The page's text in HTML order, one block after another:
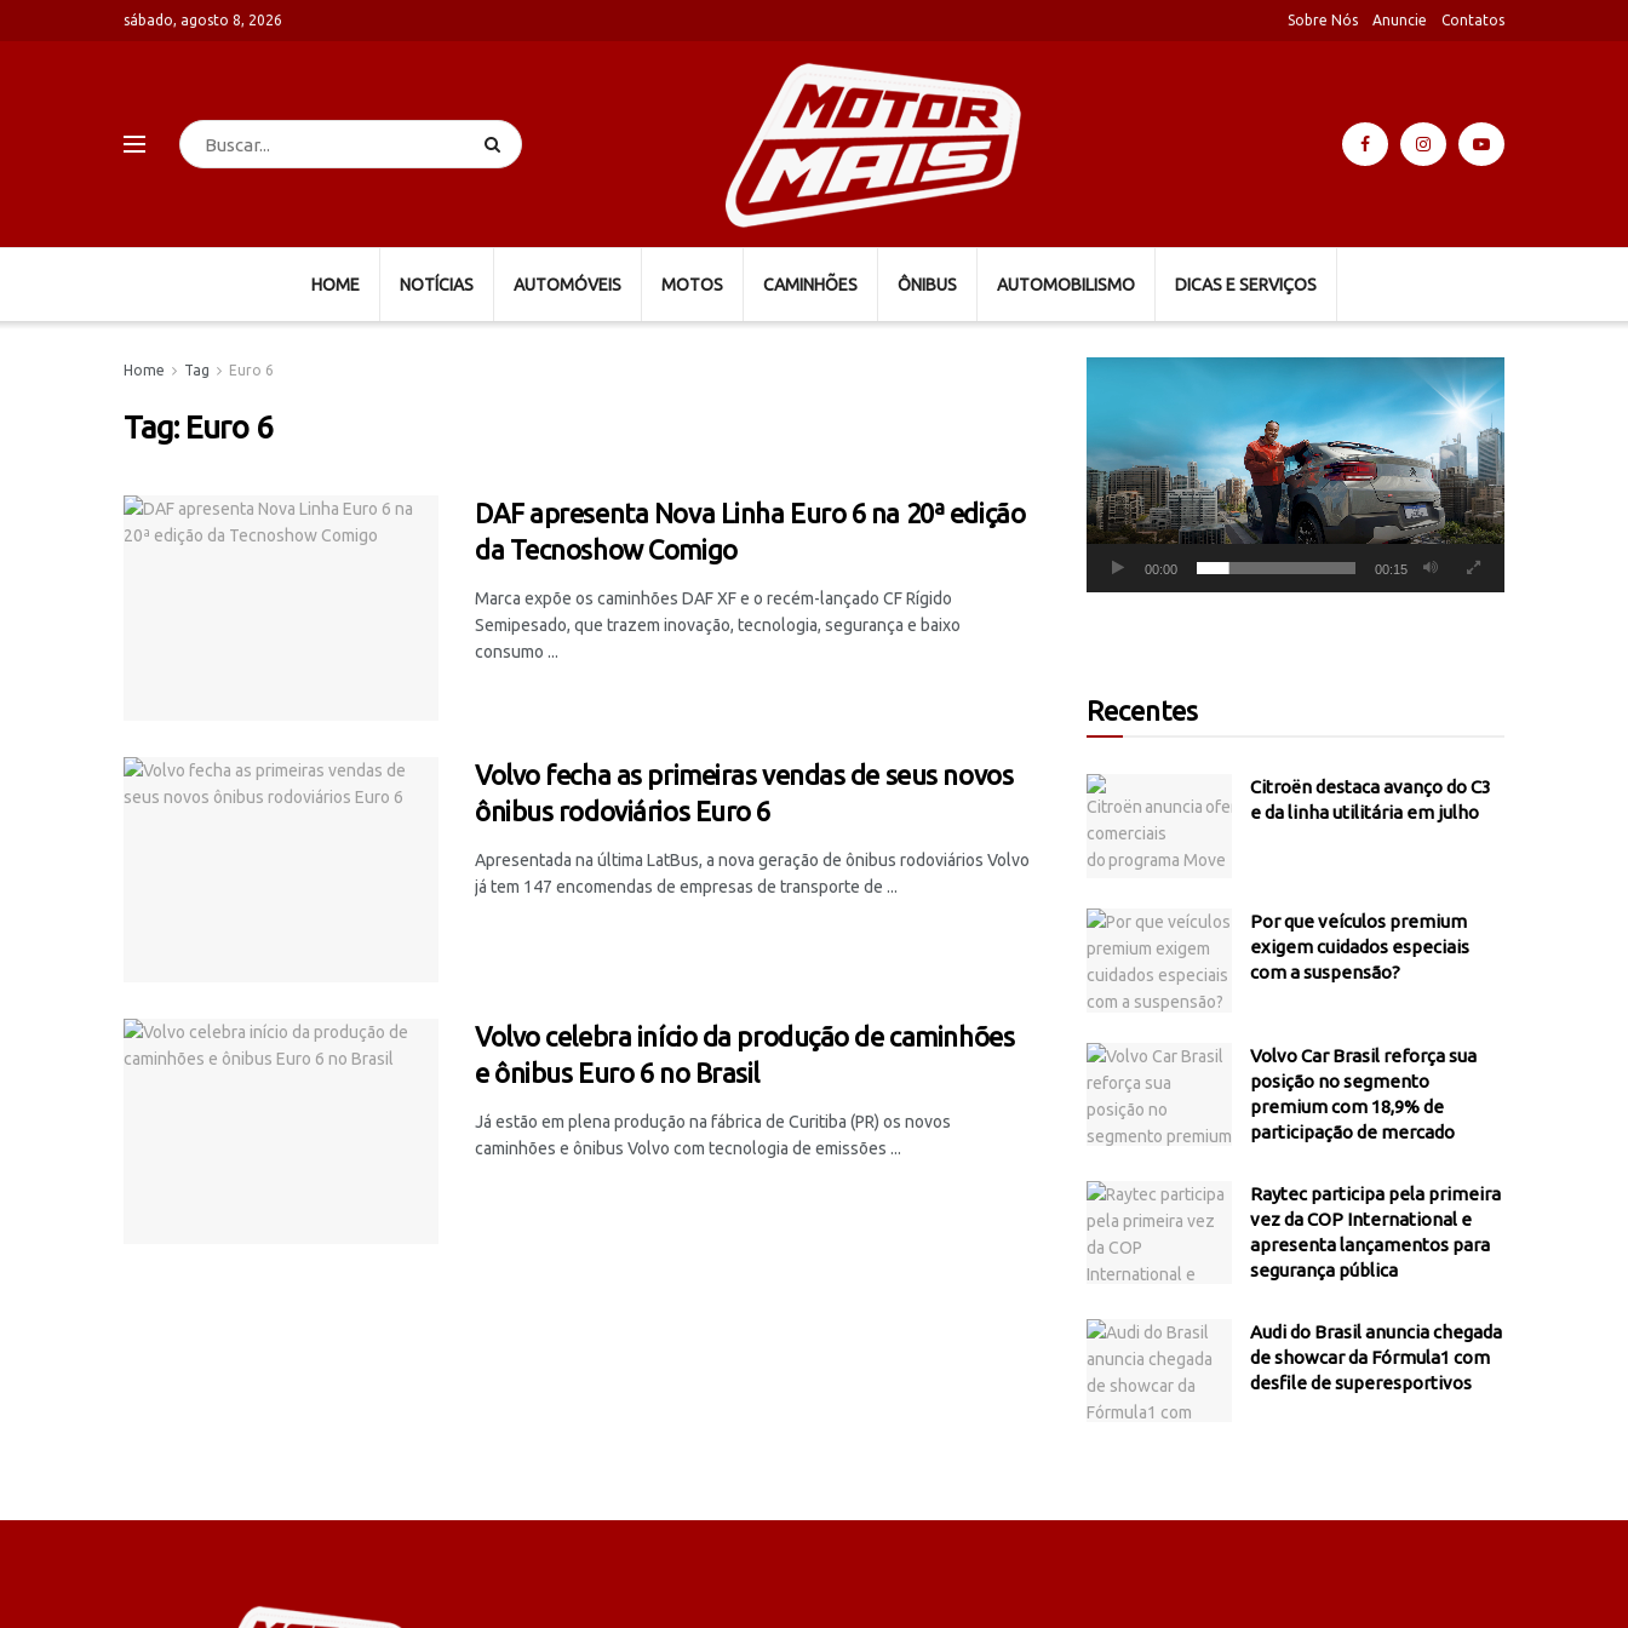
sábado, agosto 8, 2026 Sobre Nós Anuncie Contatos
HOME NOTÍCIAS AUTOMÓVEIS MOTOS CAMINHÕES ÔNIBUS AUTOMOBILISMO DICAS E SERVIÇOS
Home Tag Euro 6
Tag: Euro 6
DAF apresenta Nova Linha Euro 6 na 20ª edição
da Tecnoshow Comigo
Marca expõe os caminhões DAF XF e o recém-lançado CF Rígido
Semipesado, que trazem inovação, tecnologia, segurança e baixo
consumo ...
Volvo fecha as primeiras vendas de seus novos
ônibus rodoviários Euro 6
Apresentada na última LatBus, a nova geração de ônibus rodoviários Volvo
já tem 147 encomendas de empresas de transporte de ...
Volvo celebra início da produção de caminhões
e ônibus Euro 6 no Brasil
Já estão em plena produção na fábrica de Curitiba (PR) os novos
caminhões e ônibus Volvo com tecnologia de emissões ...
00:00 00:15
Recentes
Citroën destaca avanço do C3
e da linha utilitária em julho
Por que veículos premium
exigem cuidados especiais
com a suspensão?
Volvo Car Brasil reforça sua
posição no segmento
premium com 18,9% de
participação de mercado
Raytec participa pela primeira
vez da COP International e
apresenta lançamentos para
segurança pública
Audi do Brasil anuncia chegada
de showcar da Fórmula1 com
desfile de superesportivos